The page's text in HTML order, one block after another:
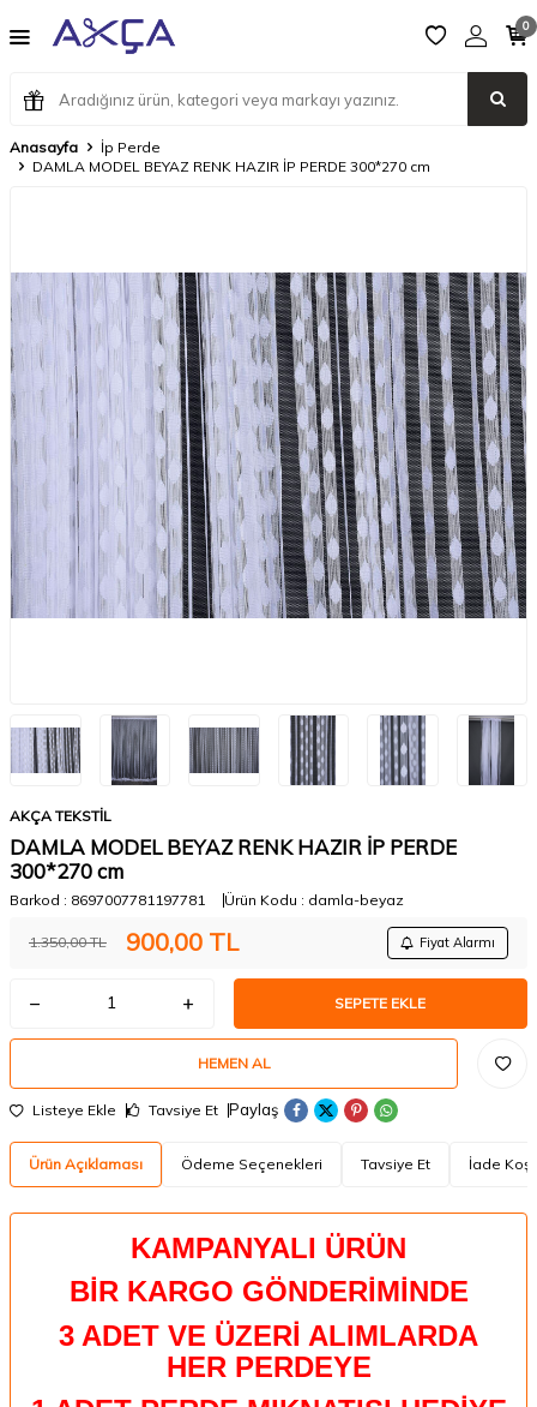
0
Anasayfa
İp Perde
DAMLA MODEL BEYAZ RENK HAZIR İP PERDE 300*270 cm
AKÇA TEKSTİL
DAMLA MODEL BEYAZ RENK HAZIR İP PERDE
300*270 cm
Barkod : 8697007781197781 Ürün Kodu : damla-beyaz
1.350,00TL 900,00 TL Fiyat Alarmı
SEPETE EKLE
HEMEN AL
Listeye Ekle Tavsiye Et Paylaş
Ürün Açıklaması Ödeme Seçenekleri Tavsiye Et İade
KAMPANYALI ÜRÜN
BİR KARGO GÖNDERİMİNDE
3 ADET VE ÜZERİ ALIMLARDA
HER PERDEYE